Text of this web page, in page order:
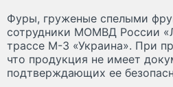
Фуры, груженые спелыми
сотрудники МОМВД России
трассе М-3 «Украина». При
что продукция не имеет
подтверждающих ее